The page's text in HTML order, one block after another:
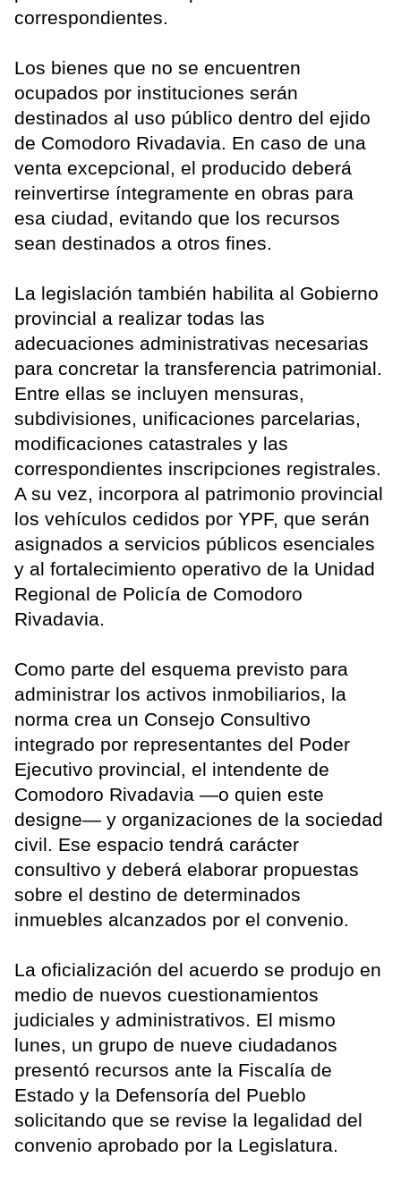
correspondientes.
Los bienes que no se encuentren
ocupados por instituciones serán
destinados al uso público dentro del ejido
de Comodoro Rivadavia. En caso de una
venta excepcional, el producido deberá
reinvertirse íntegramente en obras para
esa ciudad, evitando que los recursos
sean destinados a otros fines.
La legislación también habilita al Gobierno
provincial a realizar todas las
adecuaciones administrativas necesarias
para concretar la transferencia patrimonial.
Entre ellas se incluyen mensuras,
subdivisiones, unificaciones parcelarias,
modificaciones catastrales y las
correspondientes inscripciones registrales.
A su vez, incorpora al patrimonio provincial
los vehículos cedidos por YPF, que serán
asignados a servicios públicos esenciales
y al fortalecimiento operativo de la Unidad
Regional de Policía de Comodoro
Rivadavia.
Como parte del esquema previsto para
administrar los activos inmobiliarios, la
norma crea un Consejo Consultivo
integrado por representantes del Poder
Ejecutivo provincial, el intendente de
Comodoro Rivadavia —o quien este
designe— y organizaciones de la sociedad
civil. Ese espacio tendrá carácter
consultivo y deberá elaborar propuestas
sobre el destino de determinados
inmuebles alcanzados por el convenio.
La oficialización del acuerdo se produjo en
medio de nuevos cuestionamientos
judiciales y administrativos. El mismo
lunes, un grupo de nueve ciudadanos
presentó recursos ante la Fiscalía de
Estado y la Defensoría del Pueblo
solicitando que se revise la legalidad del
convenio aprobado por la Legislatura.